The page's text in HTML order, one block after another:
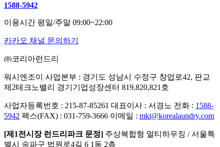
1588-5942
이용시간 평일/주말 09:00~22:00
카카오 채널 문의하기
㈜코리아런드리
워시엔조이 사업본부 : 경기도 성남시 수정구 창업로42, 판교
제2테크노밸리 경기기업성장센터 819,820,821호
사업자등록번호 : 215-87-85261 대표이사 : 서경노 전화 : 1588-
5942 팩스(FAX) : 031-759-3666 이메일 : mkt@korealaundry.com
[제1전시장 런드리파크 문정] 주상복합형 멀티하우징 / 서울특
별시 송파구 법원로4길 6 1동 2층